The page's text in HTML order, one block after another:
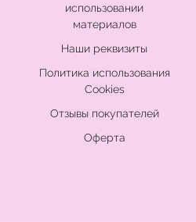
использовании
материалов
Наши реквизиты
Политика использования
Cookies
Отзывы покупателей
Оферта